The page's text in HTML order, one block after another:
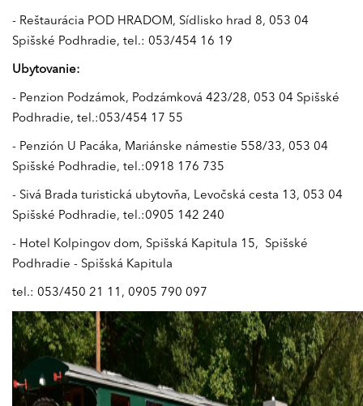
- Reštaurácia POD HRADOM, Sídlisko hrad 8, 053 04
Spišské Podhradie, tel.: 053/454 16 19
Ubytovanie:
- Penzion Podzámok, Podzámková 423/28, 053 04 Spišské
Podhradie, tel.:053/454 17 55
- Penzión U Pacáka, Mariánske námestie 558/33, 053 04
Spišské Podhradie, tel.:0918 176 735
- Sivá Brada turistická ubytovňa, Levočská cesta 13, 053 04
Spišské Podhradie, tel.:0905 142 240
- Hotel Kolpingov dom, Spišská Kapitula 15, Spišské
Podhradie - Spišská Kapitula
tel.: 053/450 21 11, 0905 790 097